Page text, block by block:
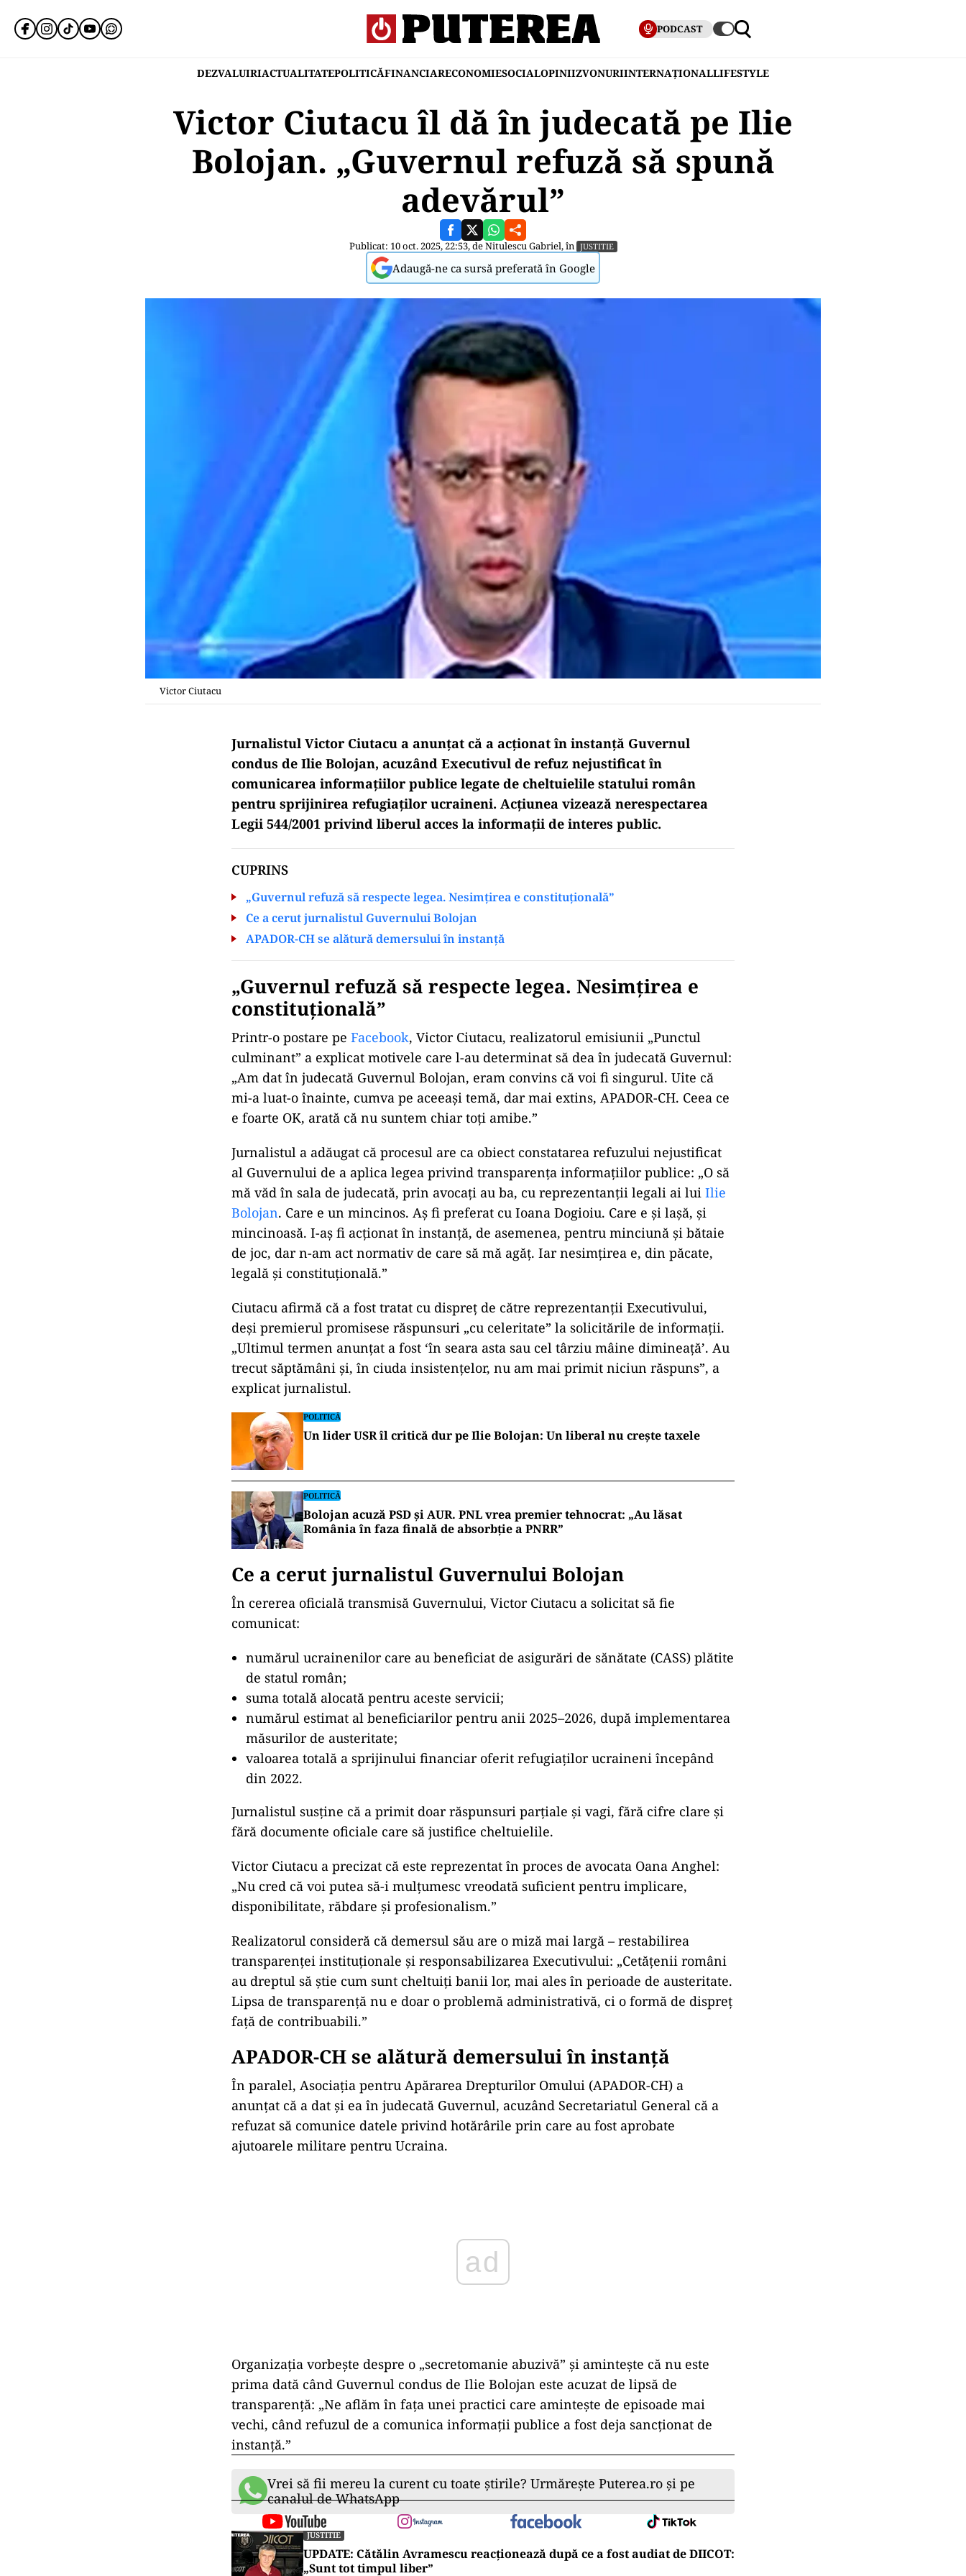
PODCAST
DEZVALUIRIACTUALITATEPOLITICĂFINANCIARECONOMIESOCIALOPINIIZVONURIINTERNAȚIONALLIFESTYLE
Victor Ciutacu îl dă în judecată pe Ilie
Bolojan. „Guvernul refuză să spună
adevărul”
Publicat: 10 oct. 2025, 22:53, deNitulescu Gabriel, în JUSTITIE
Adaugă-ne ca sursă preferată în Google
Victor Ciutacu
Jurnalistul Victor Ciutacu a anunțat că a acționat în instanță Guvernul
condus de Ilie Bolojan, acuzând Executivul de refuz nejustificat în
comunicarea informațiilor publice legate de cheltuielile statului român
pentru sprijinirea refugiaților ucraineni. Acțiunea vizează nerespectarea
Legii 544/2001 privind liberul acces la informații de interes public.
CUPRINS
„Guvernul refuză să respecte legea. Nesimțirea e constituțională”
Ce a cerut jurnalistul Guvernului Bolojan
APADOR-CH se alătură demersului în instanță
ad
„Guvernul refuză să respecte legea. Nesimțirea e
constituțională”
Printr-o postare peFacebook
culminant” a explicat motivele care l-au determinat să dea în judecată Guvernul:
„Am dat în judecată Guvernul Bolojan, eram convins că voi fi singurul. Uite că
mi-a luat-o înainte, cumva pe aceeași temă, dar mai extins, APADOR-CH. Ceea ce
e foarte OK, arată că nu suntem chiar toți amibe.”
Jurnalistul a adăugat că procesul are ca obiect constatarea refuzului nejustificat
al Guvernului de a aplica legea privind transparența informațiilor publice: „O să
mă văd în sala de judecată, prin avocați au ba, cu reprezentanții legali ai lui
Bolojan. Care e un mincinos. Aș fi preferat cu Ioana Dogioiu. Care e și lașă, și
mincinoasă. I-aș fi acționat în instanță, de asemenea, pentru minciună și bătaie
de joc, dar n-am act normativ de care să mă agăț. Iar nesimțirea e, din păcate,
legală și constituțională.”
Ciutacu afirmă că a fost tratat cu dispreț de către reprezentanții Executivului,
deși premierul promisese răspunsuri „cu celeritate” la solicitările de informații.
„Ultimul termen anunțat a fost ‘în seara asta sau cel târziu mâine dimineață’. Au
trecut săptămâni și, în ciuda insistențelor, nu am mai primit niciun răspuns”, a
explicat jurnalistul.
POLITICĂ
Un lider USR îl critică dur pe Ilie Bolojan: Un liberal nu crește taxele
POLITICĂ
Bolojan acuză PSD și AUR. PNL vrea premier tehnocrat: „Au lăsat
Ce a cerut jurnalistul Guvernului Bolojan
comunicat:
numărul ucrainenilor care au beneficiat de asigurări de sănătate (CASS) plătite
suma totală alocată pentru aceste servicii;
numărul estimat al beneficiarilor pentru anii 2025–2026, după implementarea
măsurilor de austeritate;
valoarea totală a sprijinului financiar oferit refugiaților ucraineni începând
din 2022.
Jurnalistul susține că a primit doar răspunsuri parțiale și vagi, fără cifre clare și
fără documente oficiale care să justifice cheltuielile.
Victor Ciutacu a precizat că este reprezentat în proces de avocata Oana Anghel:
„Nu cred că voi putea să-i mulțumesc vreodată suficient pentru implicare,
disponibilitate, răbdare și profesionalism.”
Lipsa de transparență nu e doar o problemă administrativă, ci o formă de dispreț
refuzat să comunice datele privind hotărârile prin care au fost aprobate
ajutoarele militare pentru Ucraina.
ad